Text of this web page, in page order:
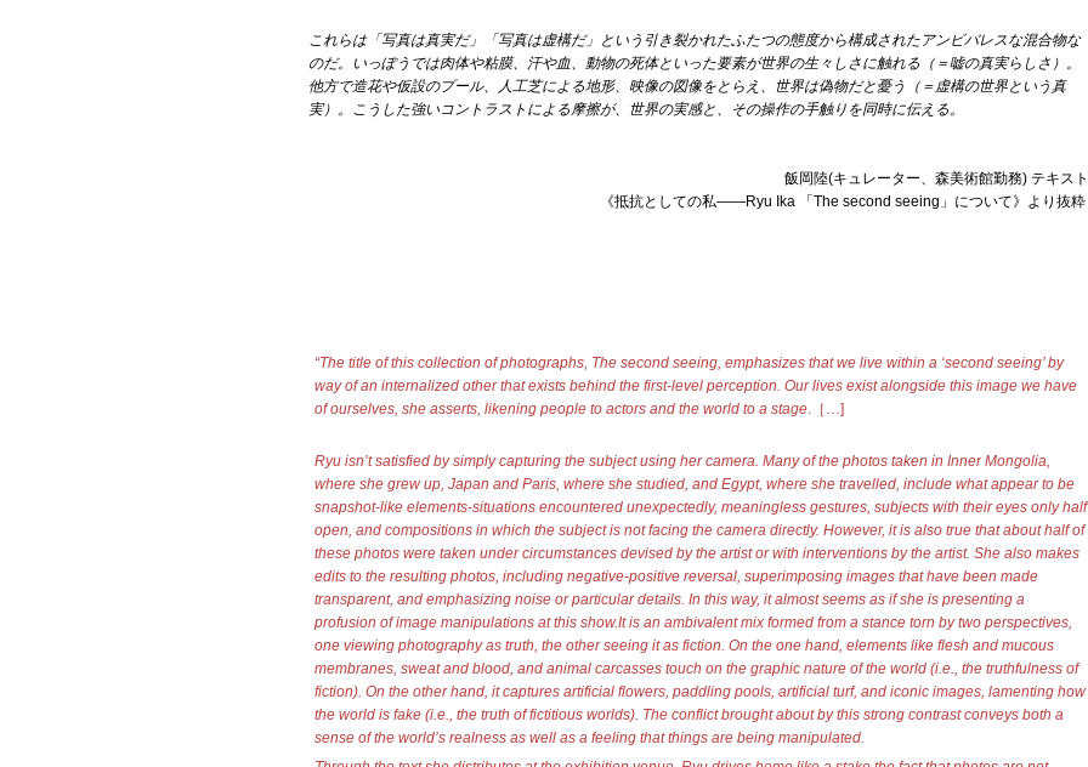
これらは「写真は真実だ」「写真は虚構だ」という引き裂かれたふたつの態度から構成されたアンビバレスな混合物な
のだ。いっぽうでは肉体や粘膜、汗や血、動物の死体といった要素が世界の生々しさに触れる （＝嘘の真実らしさ）。
他方で造花や仮設のプール、人工芝による地形、映像の図像をとらえ、世界は偽物だと憂う（＝虚構の世界という真
実）。こうした強いコントラストによる摩擦が、世界の実感と、その操作の手触りを同時に伝える。
飯岡陸(キュレーター、森美術館勤務) テキスト
《抵抗としての私――Ryu Ika 「The second seeing」について》より抜粋
“The title of this collection of photographs, The second seeing, emphasizes that we live within a ‘second seeing’ by
way of an internalized other that exists behind the first-level perception. Our lives exist alongside this image we have
of ourselves, she asserts, likening people to actors and the world to a stage .［…]
Ryu isn’t satisfied by simply capturing the subject using her camera. Many of the photos taken in Inner Mongolia,
where she grew up, Japan and Paris, where she studied, and Egypt, where she travelled, include what appear to be
snapshot-like elements-situations encountered unexpectedly, meaningless gestures, subjects with their eyes only half
open, and compositions in which the subject is not facing the camera directly. However, it is also true that about half of
these photos were taken under circumstances devised by the artist or with interventions by the artist. She also makes
edits to the resulting photos, including negative-positive reversal, superimposing images that have been made
transparent, and emphasizing noise or particular details. In this way, it almost seems as if she is presenting a
profusion of image manipulations at this show.It is an ambivalent mix formed from a stance torn by two perspectives,
one viewing photography as truth, the other seeing it as fiction. On the one hand, elements like flesh and mucous
membranes, sweat and blood, and animal carcasses touch on the graphic nature of the world (i.e., the truthfulness of
fiction). On the other hand, it captures artificial flowers, paddling pools, artificial turf, and iconic images, lamenting how
the world is fake (i.e., the truth of fictitious worlds). The conflict brought about by this strong contrast conveys both a
sense of the world’s realness as well as a feeling that things are being manipulated.